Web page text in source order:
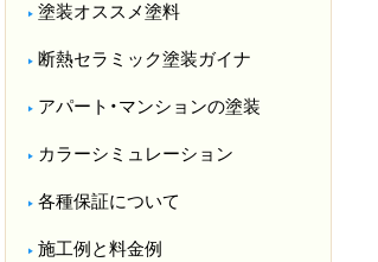
塗装オススメ塗料
断熱セラミック塗装ガイナ
アパート・マンションの塗装
カラーシミュレーション
各種保証について
施工例と料金例